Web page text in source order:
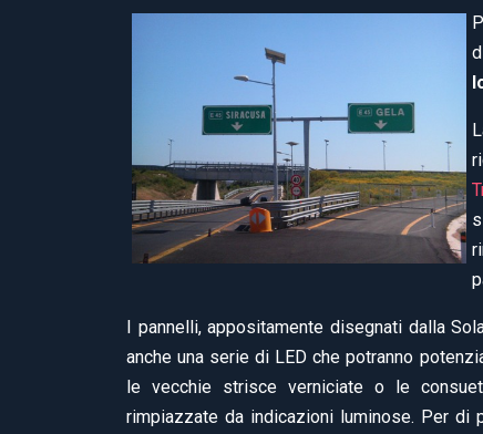
I pannelli, appositamente disegnati dalla
anche una serie di LED che potranno
le vecchie strisce verniciate o le
rimpiazzate da indicazioni luminose. Per di